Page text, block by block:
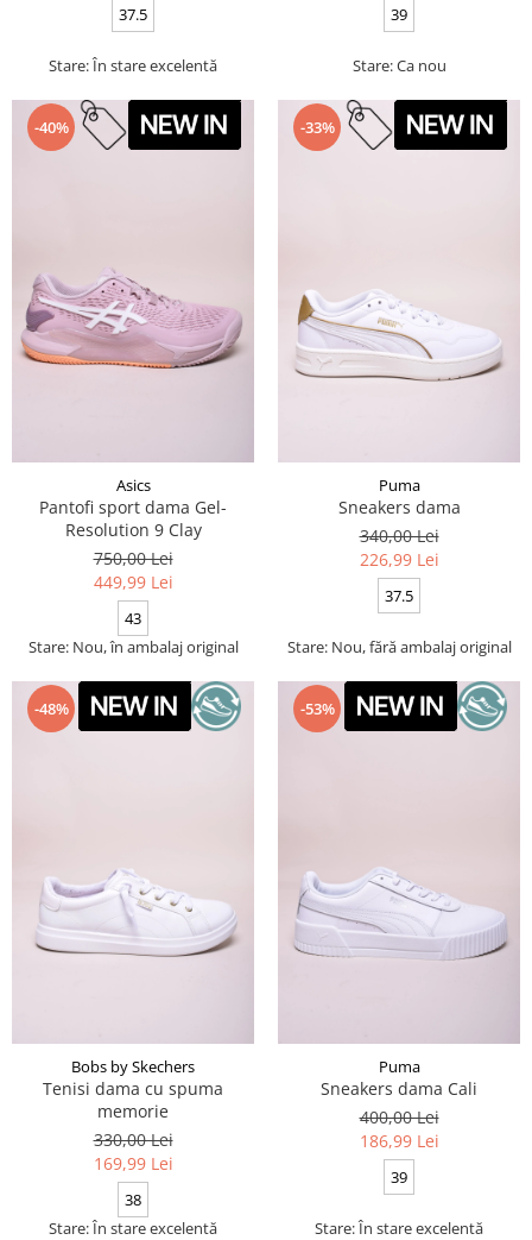
37.5
Stare: În stare excelentă
39
Stare: Ca nou
-40%
Asics
Pantofi sport dama Gel-
Resolution 9 Clay
750,00 Lei
449,99 Lei
43
Stare: Nou, în ambalaj original
-33%
Puma
Sneakers dama
340,00 Lei
226,99 Lei
37.5
Stare: Nou, fără ambalaj original
-48%
Bobs by Skechers
Tenisi dama cu spuma
memorie
330,00 Lei
169,99 Lei
38
Stare: În stare excelentă
-53%
Puma
Sneakers dama Cali
400,00 Lei
186,99 Lei
39
Stare: În stare excelentă